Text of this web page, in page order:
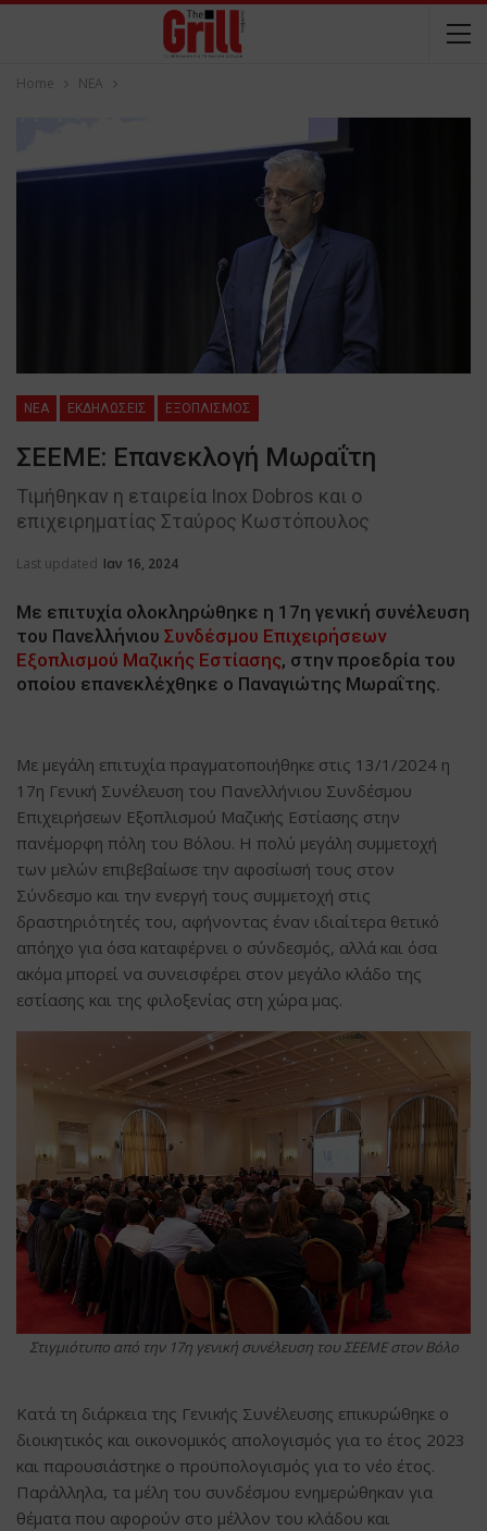
Home NEA
NEA ΕΚΔΗΛΩΣΕΙΣ ΕΞΟΠΛΙΣΜΟΣ
ΣΕΕΜΕ: Επανεκλογή Μωραΐτη
Τιμήθηκαν η εταιρεία Inox Dobros και ο
επιχειρηματίας Σταύρος Κωστόπουλος
Last updated Ιαν 16, 2024
Με επιτυχία ολοκληρώθηκε η 17η γενική συνέλευση
του Πανελλήνιου Συνδέσμου Επιχειρήσεων
Εξοπλισμού Μαζικής Εστίασης, στην προεδρία του
οποίου επανεκλέχθηκε ο Παναγιώτης Μωραΐτης.
Με μεγάλη επιτυχία πραγματοποιήθηκε στις 13/1/2024 η
17η Γενική Συνέλευση του Πανελλήνιου Συνδέσμου
Επιχειρήσεων Εξοπλισμού Μαζικής Εστίασης στην
πανέμορφη πόλη του Βόλου. Η πολύ μεγάλη συμμετοχή
των μελών επιβεβαίωσε την αφοσίωσή τους στον
Σύνδεσμο και την ενεργή τους συμμετοχή στις
δραστηριότητές του, αφήνοντας έναν ιδιαίτερα θετικό
απόηχο για όσα καταφέρνει ο σύνδεσμός, αλλά και όσα
ακόμα μπορεί να συνεισφέρει στον μεγάλο κλάδο της
εστίασης και της φιλοξενίας στη χώρα μας.
Στιγμιότυπο από την 17η γενική συνέλευση του ΣΕΕΜΕ στον Βόλο
Κατά τη διάρκεια της Γενικής Συνέλευσης επικυρώθηκε ο
διοικητικός και οικονομικός απολογισμός για το έτος 2023
και παρουσιάστηκε ο προϋπολογισμός για το νέο έτος.
Παράλληλα, τα μέλη του συνδέσμου ενημερώθηκαν για
θέματα που αφορούν στο μέλλον του κλάδου και